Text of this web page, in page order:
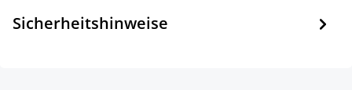
Sicherheitshinweise